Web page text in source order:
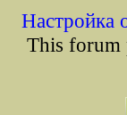
Настройка
This